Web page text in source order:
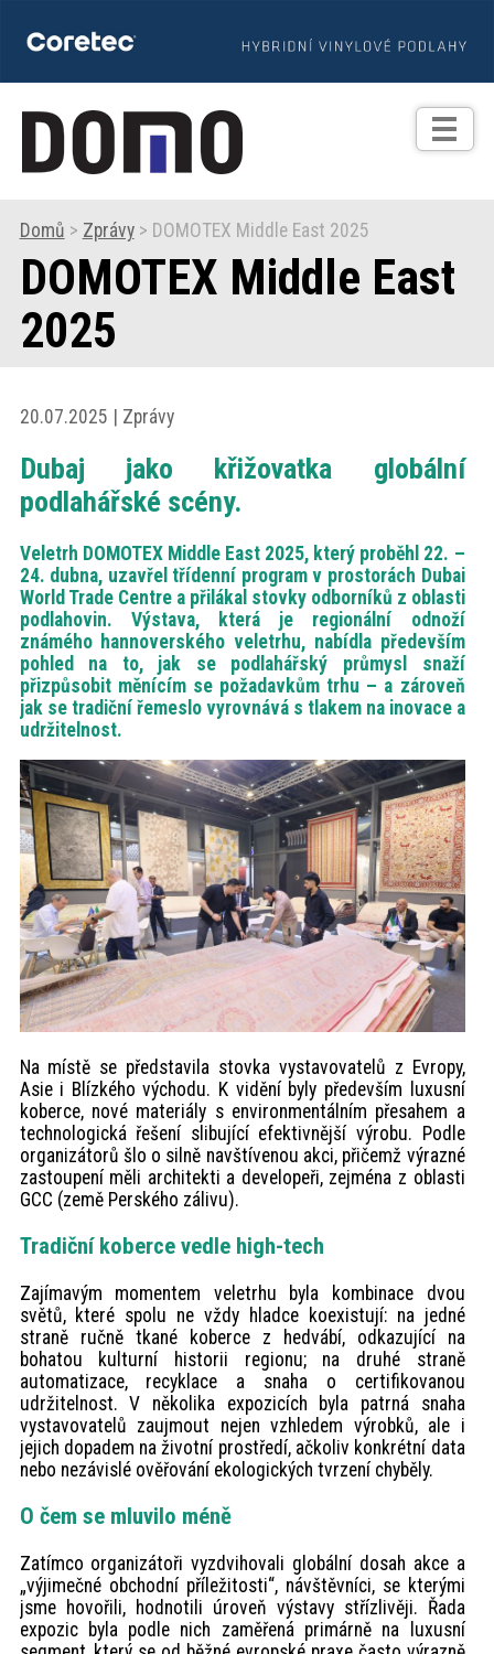
TIPY
Zprávy
Praxe
Fotogalerie
Produkty
Prodejní
akce
ProfiMag
Kontakt
Domů > Zprávy> DOMOTEX Middle East 2025
DOMOTEX Middle East
2025
20.07.2025 | Zprávy
Dubaj jako křižovatka globální
podlahářské scény.
Veletrh DOMOTEX Middle East 2025, který proběhl 22. –
24. dubna, uzavřel třídenní program v prostorách Dubai
World Trade Centre a přilákal stovky odborníků z oblasti
podlahovin. Výstava, která je regionální odnoží
známého hannoverského veletrhu, nabídla především
pohled na to, jak se podlahářský průmysl snaží
přizpůsobit měnícím se požadavkům trhu – a zároveň
jak se tradiční řemeslo vyrovnává s tlakem na inovace a
udržitelnost.
Na místě se představila stovka vystavovatelů z Evropy,
Asie i Blízkého východu. K vidění byly především luxusní
koberce, nové materiály s environmentálním přesahem a
technologická řešení slibující efektivnější výrobu. Podle
organizátorů šlo o silně navštívenou akci, přičemž výrazné
zastoupení měli architekti a developeři, zejména z oblasti
GCC (země Perského zálivu).
Tradiční koberce vedle high-tech
Zajímavým momentem veletrhu byla kombinace dvou
světů, které spolu ne vždy hladce koexistují: na jedné
straně ručně tkané koberce z hedvábí, odkazující na
bohatou kulturní historii regionu; na druhé straně
automatizace, recyklace a snaha o certifikovanou
udržitelnost. V několika expozicích byla patrná snaha
vystavovatelů zaujmout nejen vzhledem výrobků, ale i
jejich dopadem na životní prostředí, ačkoliv konkrétní data
nebo nezávislé ověřování ekologických tvrzení chyběly.
O čem se mluvilo méně
Zatímco organizátoři vyzdvihovali globální dosah akce a
„výjimečné obchodní příležitosti“, návštěvníci, se kterými
jsme hovořili, hodnotili úroveň výstavy střízlivěji. Řada
expozic byla podle nich zaměřená primárně na luxusní